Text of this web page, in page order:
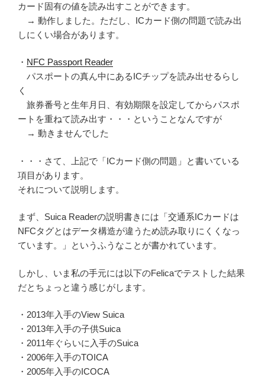
カード固有の値を読み出すことができます。
→ 動作しました。ただし、ICカード側の問題で読み出
しにくい場合があります。
・ NFC Passport Reader
パスポートの真ん中にあるICチップを読み出せるらし
く
旅券番号と生年月日、有効期限を設定してからパスポ
ートを重ねて読み出す・・・ということなんですが
→ 動きませんでした
・・・さて、上記で「ICカード側の問題」と書いている
項目があります。
それについて説明します。
まず、Suica Readerの説明書きには「交通系ICカードは
NFCタグとはデータ構造が違うため読み取りにくくなっ
ています。」というふうなことが書かれています。
しかし、いま私の手元には以下のFelicaでテストした結果
だとちょっと違う感じがします。
・2013年入手のView Suica
・2013年入手の子供Suica
・2011年ぐらいに入手のSuica
・2006年入手のTOICA
・2005年入手のICOCA